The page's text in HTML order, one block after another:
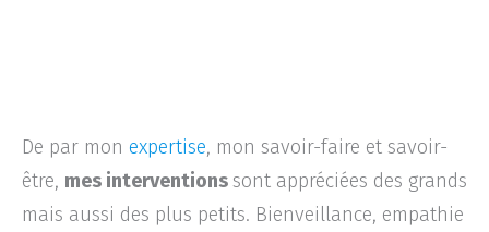
De par mon expertise, mon savoir-faire et savoir-
être, mes interventionssont appréciées des grands
mais aussi des plus petits. Bienveillance, empathie